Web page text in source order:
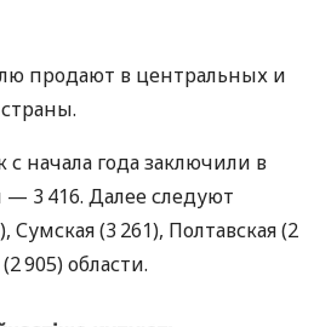
продают в центральных и
с начала года заключили в
3 416. Далее следуют
Сумская (3 261), Полтавская (2
905) области.